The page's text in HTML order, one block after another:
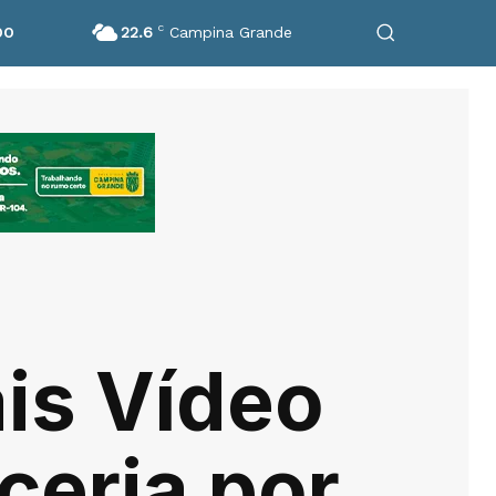
22.6 C Campina Grande
Vídeo